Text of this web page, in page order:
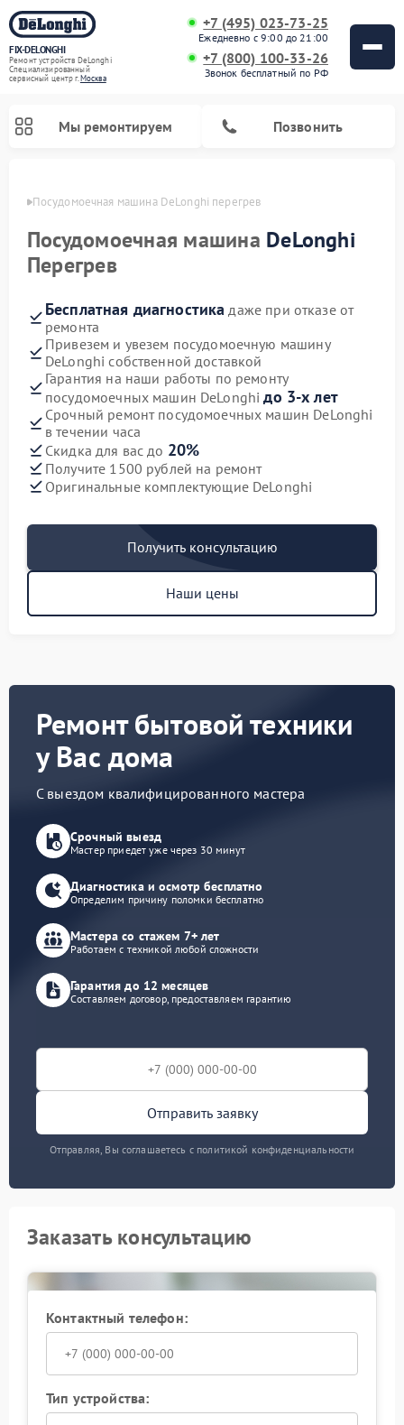
FIX-DELONGHI
Ремонт устройств DeLonghi
Специализированный
cервисный центр г.Москва
+7 (495) 023-73-25
Ежедневно с 9:00 до 21:00
+7 (800) 100-33-26
Звонок бесплатный по РФ
Мы ремонтируем Позвонить
Посудомоечная машина DeLonghi перегрев
Посудомоечная машина DeLonghi
Перегрев
Бесплатная диагностика даже при отказе от
ремонта
Привезем и увезем посудомоечную машину
DeLonghi собственной доставкой
Гарантия на наши работы по ремонту
посудомоечных машин DeLonghiдо 3-х лет
Срочный ремонт посудомоечных машин DeLonghi
в течении часа
Скидка для вас до 20%
Получите 1500 рублей на ремонт
Оригинальные комплектующие DeLonghi
Получить консультацию
Наши цены
Ремонт бытовой техники
у Вас дома
С выездом квалифицированного мастера
Срочный выезд
Мастер приедет уже через 30 минут
Диагностика и осмотр бесплатно
Определим причину поломки бесплатно
Мастера со стажем 7+ лет
Работаем с техникой любой сложности
Гарантия до 12 месяцев
Составляем договор, предоставляем гарантию
Отправить заявку
Отправляя, Вы соглашаетесь с политикой конфиденциальности
Заказать консультацию
Контактный телефон:
Тип устройства: